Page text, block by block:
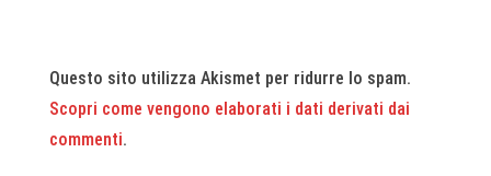
Questo sito utilizza Akismet per ridurre lo spam.
Scopri come vengono elaborati i dati derivati dai
commenti.